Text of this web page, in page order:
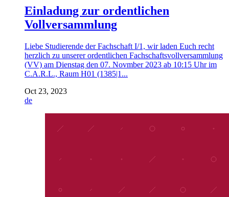
Einladung zur ordentlichen
Vollversammlung
Liebe Studierende der Fachschaft I/1, wir laden Euch recht
herzlich zu unserer ordentlichen Fachschaftsvollversammlung
(VV) am Dienstag den 07. Novmber 2023 ab 10:15 Uhr im
C.A.R.L., Raum H01 (1385|1...
Oct 23, 2023
de